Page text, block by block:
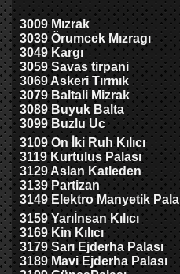
3009 Mızrak
3039Örumcek Mızragı
3049 Kargı
3059Savas tirpani
3069Askeri Tırmık
3079 Baltali Mizrak
3089 Buyuk Balta
3099 Buzlu Uc
3109On İki Ruh Kılıcı
3119 Kurtulus Palası
3129 Aslan Katleden
3139 Partizan
3149 Elektro Manyetik Pala
3159 Yarıİnsan Kılıcı
3169 Kin Kılıcı
3179Sarı Ejderha Palası
3189Mavi Ejderha Palası